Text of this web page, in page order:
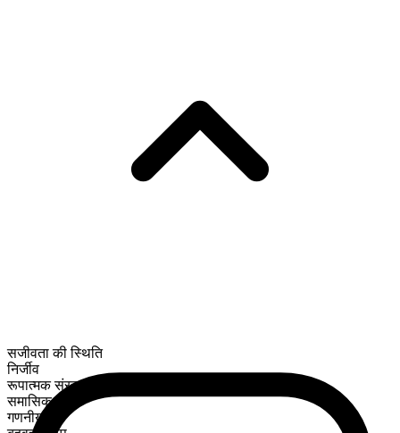
सजीवता की स्थिति
निर्जीव
रूपात्मक संरचना
समासिक
गणनीय